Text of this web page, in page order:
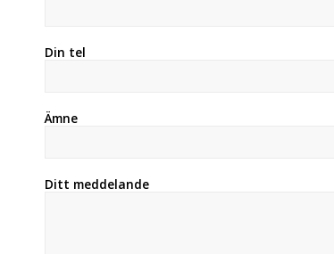
Din tel
Ämne
Ditt meddelande